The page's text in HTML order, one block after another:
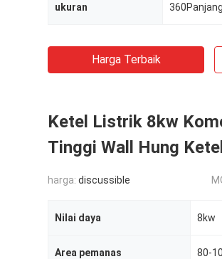
ukuran
Harga Terbaik
Ketel Listrik 8kw
Tinggi Wall Hung
harga: discussible
Nilai daya 8kw
Area pemanas 80-